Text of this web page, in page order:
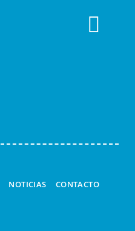
NOTICIAS CONTACTOCUCÚ